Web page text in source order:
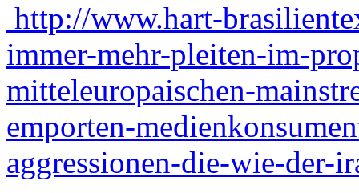
http://www.hart-
immer-mehr-pleiten-im-
mitteleuropaischen-
emporten-
aggressionen-die-wie-der-